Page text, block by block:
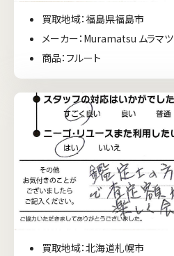
買取地域：福島県福島市
メーカー：Muramatsu ムラマツ
商品：フルート
買取地域：北海道札幌市